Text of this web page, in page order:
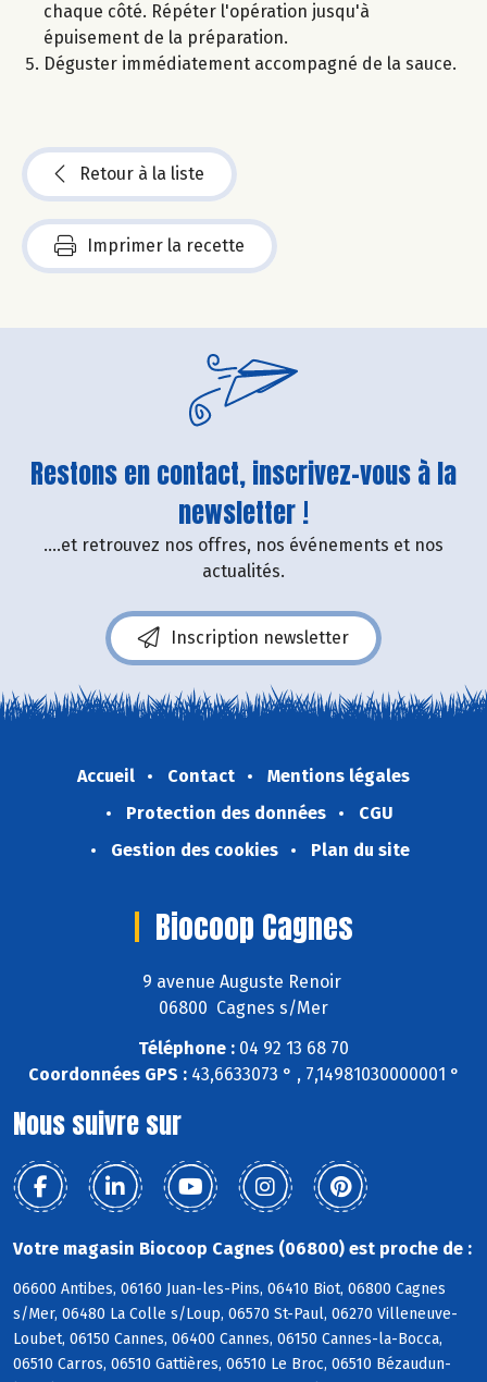
chaque côté. Répéter l'opération jusqu'à
épuisement de la préparation.
Déguster immédiatement accompagné de la sauce.
Retour à la liste
Imprimer la recette
Restons en contact, inscrivez-vous à la
newsletter !
....et retrouvez nos offres, nos événements et nos
actualités.
Inscription newsletter
Accueil Contact
Mentions légales
Protection des données
CGU
Gestion des cookies
Plan du site
Biocoop Cagnes
9 avenue Auguste Renoir
06800 Cagnes s/Mer
Téléphone : 04 92 13 68 70
Coordonnées GPS :43,6633073 ° , 7,14981030000001 °
Nous suivre sur
Votre magasin Biocoop Cagnes (06800) est proche de :
06600 Antibes, 06160 Juan-les-Pins, 06410 Biot, 06800 Cagnes
s/Mer, 06480 La Colle s/Loup, 06570 St-Paul, 06270 Villeneuve-
Loubet, 06150 Cannes, 06400 Cannes, 06150 Cannes-la-Bocca,
06510 Carros, 06510 Gattières, 06510 Le Broc, 06510 Bézaudun-